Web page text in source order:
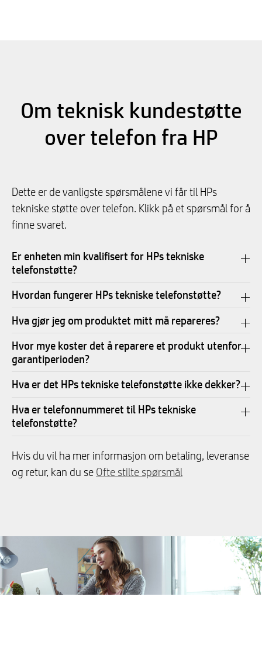
Om teknisk kundestøtte
over telefon fra HP
Dette er de vanligste spørsmålene vi får til HPs
tekniske støtte over telefon. Klikk på et spørsmål for å
finne svaret.
Er enheten min kvalifisert for HPs tekniske
telefonstøtte?
Hvordan fungerer HPs tekniske telefonstøtte?
Hva gjør jeg om produktet mitt må repareres?
Hvor mye koster det å reparere et produkt utenfor
garantiperioden?
Hva er det HPs tekniske telefonstøtte ikke dekker?
Hva er telefonnummeret til HPs tekniske
telefonstøtte?
Hvis du vil ha mer informasjon om betaling, leveranse
og retur, kan du se Ofte stilte spørsmål